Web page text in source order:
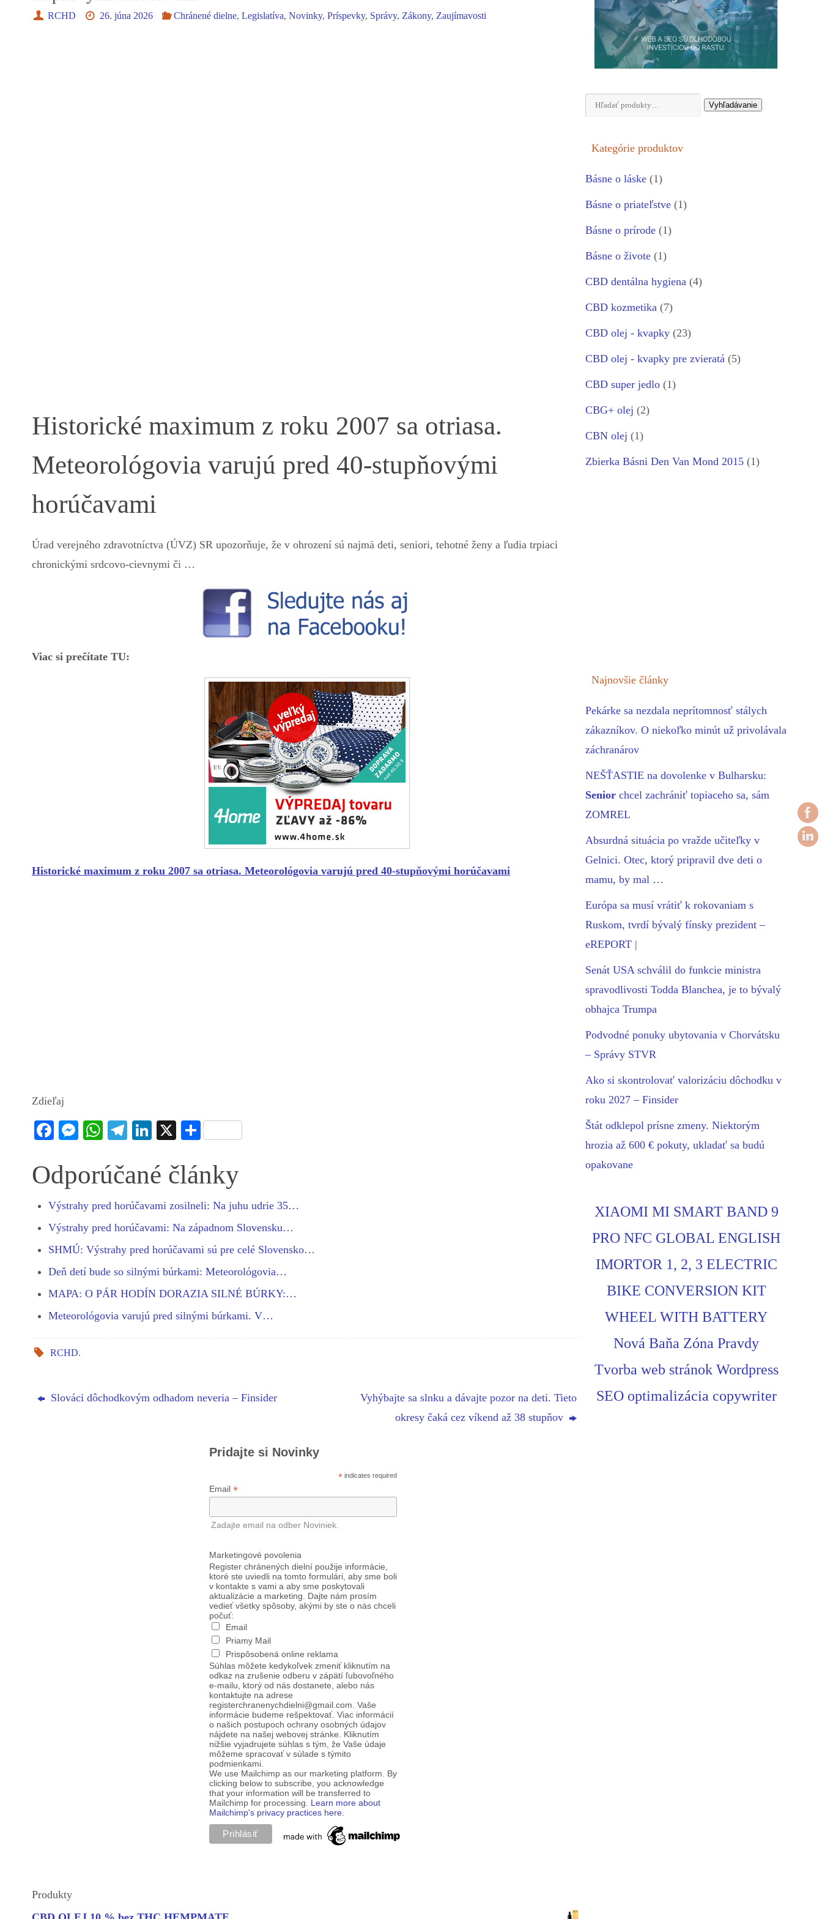
RCHD 26. júna 2026 Chránené dielne,Legislatíva,Novinky,Príspevky, Správy,Zákony,Zaujímavosti
Historické maximum z roku 2007 sa otriasa.
Meteorológovia varujú pred 40-stupňovými
horúčavami
Úrad verejného zdravotníctva (ÚVZ) SR upozorňuje, že v ohrození sú najmä deti, seniori, tehotné ženy a ľudia trpiaci
chronickými srdcovo-cievnymi či …
Viac si prečítate TU:
Historické maximum z roku 2007 sa otriasa. Meteorológovia varujú pred 40-stupňovými horúčavami
Zdieľaj
Fa
bo
ok
M
se
ng
er
W
ts
A
pp
Te
gr
a
m
Li
ed
In
X S
re
Odporúčané články
Výstrahy pred horúčavami zosilneli: Na juhu udrie 35…
Výstrahy pred horúčavami: Na západnom Slovensku…
SHMÚ: Výstrahy pred horúčavami sú pre celé Slovensko…
Deň detí bude so silnými búrkami: Meteorológovia…
MAPA: O PÁR HODÍN DORAZIA SILNÉ BÚRKY:…
Meteorológovia varujú pred silnými búrkami. V…
RCHD.
Slováci dôchodkovým odhadom neveria – Finsider
Vyhýbajte sa slnku a dávajte pozor na deti. Tieto
okresy čaká cez víkend až 38 stupňov
Pridajte si Novinky
* indicates required
Email *
Zadajte email na odber Noviniek.
Marketingové povolenia
Register chránených dielní použije informácie,
ktoré ste uviedli na tomto formulári, aby sme boli
v kontakte s vami a aby sme poskytovali
aktualizácie a marketing. Dajte nám prosím
vedieť všetky spôsoby, akými by ste o nás chceli
počuť:
Email
Priamy Mail
Prispôsobená online reklama
Súhlas môžete kedykoľvek zmeniť kliknutím na
odkaz na zrušenie odberu v zápätí ľubovoľného
e-mailu, ktorý od nás dostanete, alebo nás
kontaktujte na adrese
registerchranenychdielni@gmail.com. Vaše
informácie budeme rešpektovať. Viac informácií
o našich postupoch ochrany osobných údajov
nájdete na našej webovej stránke. Kliknutím
nižšie vyjadrujete súhlas s tým, že Vaše údaje
môžeme spracovať v súlade s týmito
podmienkami.
We use Mailchimp as our marketing platform. By
clicking below to subscribe, you acknowledge
that your information will be transferred to
Mailchimp for processing. Learn more about
Mailchimp's privacy practices here.
Produkty
Hľadať: Vyhľadávanie
Kategórie produktov
Básne o láske (1)
Básne o priateľstve (1)
Básne o prírode (1)
Básne o živote (1)
CBD dentálna hygiena (4)
CBD kozmetika (7)
CBD olej - kvapky (23)
CBD olej - kvapky pre zvieratá (5)
CBD super jedlo (1)
CBG+ olej (2)
CBN olej (1)
Zbierka Básni Den Van Mond 2015 (1)
Najnovšie články
Pekárke sa nezdala neprítomnosť stálych
zákazníkov. O niekoľko minút už privolávala
záchranárov
NEŠŤASTIE na dovolenke v Bulharsku:
Senior chcel zachrániť topiaceho sa, sám
ZOMREL
Absurdná situácia po vražde učiteľky v
Gelnici. Otec, ktorý pripravil dve deti o
mamu, by mal …
Európa sa musí vrátiť k rokovaniam s
Ruskom, tvrdí bývalý fínsky prezident –
eREPORT |
Senát USA schválil do funkcie ministra
spravodlivosti Todda Blanchea, je to bývalý
obhajca Trumpa
Podvodné ponuky ubytovania v Chorvátsku
– Správy STVR
Ako si skontrolovať valorizáciu dôchodku v
roku 2027 – Finsider
Štát odklepol prísne zmeny. Niektorým
hrozia až 600 € pokuty, ukladať sa budú
opakovane
XIAOMI MI SMART BAND 9
PRO NFC GLOBAL ENGLISH
IMORTOR 1, 2, 3 ELECTRIC
BIKE CONVERSION KIT
WHEEL WITH BATTERY
Nová Baňa Zóna Pravdy
Tvorba web stránok Wordpress
SEO optimalizácia copywriter